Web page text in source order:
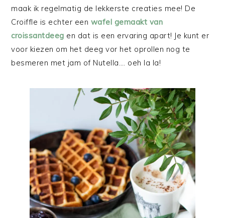
maak ik regelmatig de lekkerste creaties mee! De
Croiffle is echter een wafel gemaakt van
croissantdeeg en dat is een ervaring apart! Je kunt er
voor kiezen om het deeg vor het oprollen nog te
besmeren met jam of Nutella…. oeh la la!